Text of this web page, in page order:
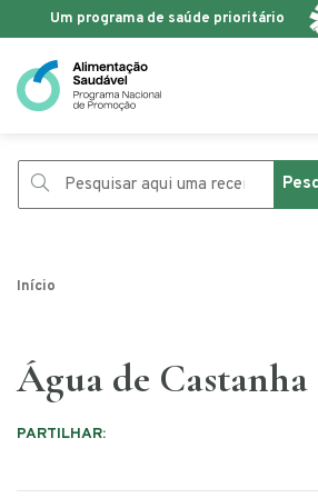
Saltar para o conteúdo
Um programa de saúde prioritário
Início
Água de
PARTILHAR: